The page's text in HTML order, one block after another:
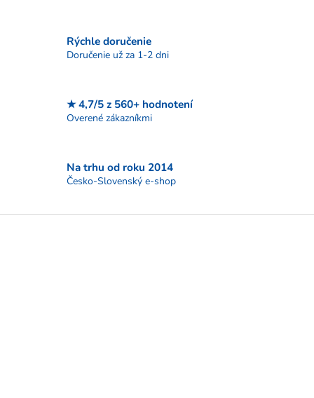
p
k
y
i
s
u
Rýchle doručenie
Doručenie už za 1-2 dni
★ 4,7/5 z 560+ hodnotení
Overené zákazníkmi
Na trhu od roku 2014
Česko-Slovenský e-shop
Z